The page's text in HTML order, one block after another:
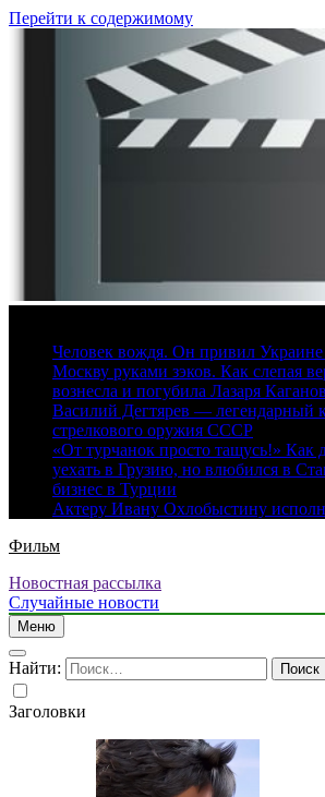
Перейти к содержимому
Человек вождя. Он привил
Москву руками зэков. Как слепая
вознесла и погубила Лазаря
Василий Дегтярев — легендарный
стрелкового оружия СССР
«От турчанок просто тащусь!» Как
уехать в Грузию, но влюбился в
бизнес в Турции
Актеру Ивану Охлобыстину
Фильм
Новостная рассылка
Случайные новости
Меню
Найти:
Заголовки